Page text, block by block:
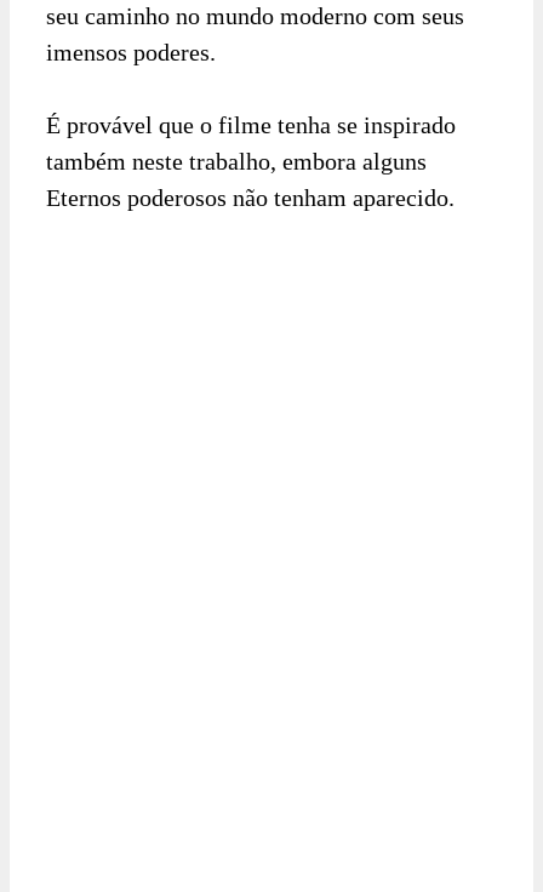
seu caminho no mundo moderno com seus
imensos poderes.
É provável que o filme tenha se inspirado
também neste trabalho, embora alguns
Eternos poderosos não tenham aparecido.